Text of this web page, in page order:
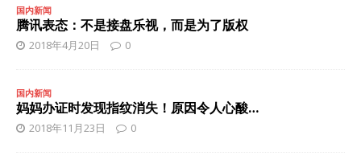
国内新闻
腾讯表态：不是接盘乐视，而是为了版权
2018年4月20日 0
国内新闻
妈妈办证时发现指纹消失！原因令人心酸…
2018年11月23日 0